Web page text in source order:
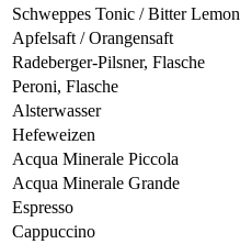
Schweppes Tonic / Bitter Lemon
Apfelsaft / Orangensaft
Radeberger-Pilsner, Flasche
Peroni, Flasche
Alsterwasser
Hefeweizen
Acqua Minerale Piccola
Acqua Minerale Grande
Espresso
Cappuccino